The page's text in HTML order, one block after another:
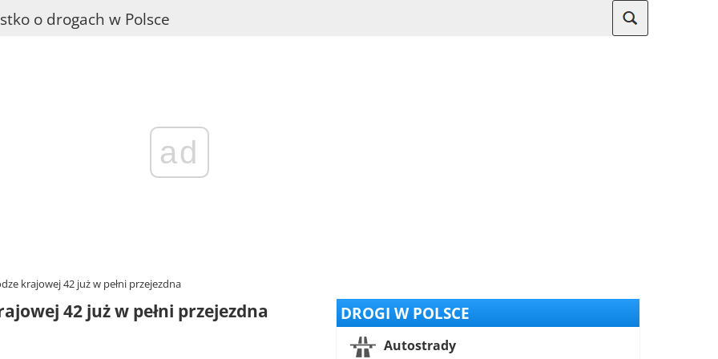
o drogach w Polsce
ad
krajowej 42 już w pełni przejezdna
42 już w pełni przejezdna DROGI W POLSCE
Autostrady